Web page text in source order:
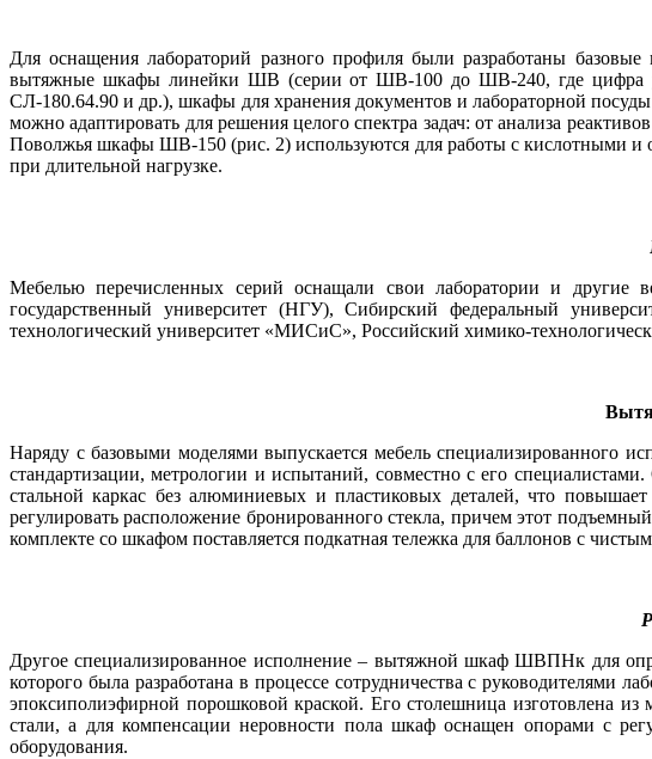
Для оснащения лабораторий разного профиля бы­ли разработаны
вытяжные шкафы линейки ШВ (серии от ШВ-100 до ШВ-240, где цифра
СЛ-180.64.90 и др.), шкафы для хранения документов и лабораторной
можно адаптировать для решения целого спектра задач: от анализа
Поволжья шкафы ШВ-150 (рис. 2) используются для работы с кислотными и
при длительной нагрузке.
Мебелью перечисленных серий оснащали свои лаборатории и другие
государственный университет (НГУ), Сибирский федеральный
технологический университет «­МИСиС», Российский химико-
Наряду с базовыми моделями выпускается мебель
стандартизации, метрологии и испытаний, совместно с его
стальной каркас без алюминиевых и пластиковых деталей, что
регулировать расположение бронированного стекла, причем этот
комплекте со шкафом поставляется подкатная тележка для баллонов с
Другое специализированное исполнение – вытяжной шкаф ШВПНк для
которого бы­ла разработана в процессе сотрудничества с
эпоксиполиэфирной порошковой краской. Его столешница изготовлена
стали, а для компенсации неровности по­ла шкаф оснащен опорами с
оборудования.